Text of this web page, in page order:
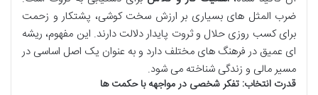
ضرب المثل های بسیاری بر ارزش سخت کوشی، پشتکار و زحمت
برای کسب روزی حلال و ثروت پایدار دلالت دارند. این مفهوم، ریشه
ای عمیق در فرهنگ های مختلف دارد و به عنوان یک اصل اساسی در
مسیر مالی و زندگی شناخته می شود.
قدرت انتخاب: تفکر شخصی در مواجهه با حکمت ها